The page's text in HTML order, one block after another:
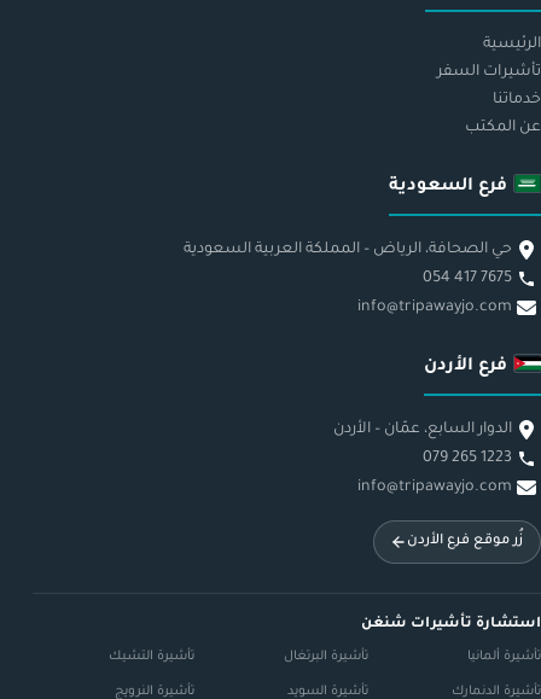
الرئيسية
تأشيرات السفر
خدماتنا
عن المكتب
فرع السعودية
حي الصحافة، الرياض – المملكة العربية السعودية
054 417 7675
info@tripawayjo.com
فرع الأردن
الدوار السابع، عمّان – الأردن
079 265 1223
info@tripawayjo.com
زُر موقع فرع الأردن
استشارة تأشيرات شنغن
تأشيرة ألمانيا تأشيرة البرتغال تأشيرة التشيك
تأشيرة الدنمارك تأشيرة السويد تأشيرة النرويج